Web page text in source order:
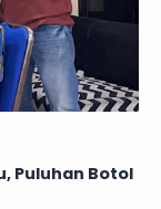
Puluhan Botol